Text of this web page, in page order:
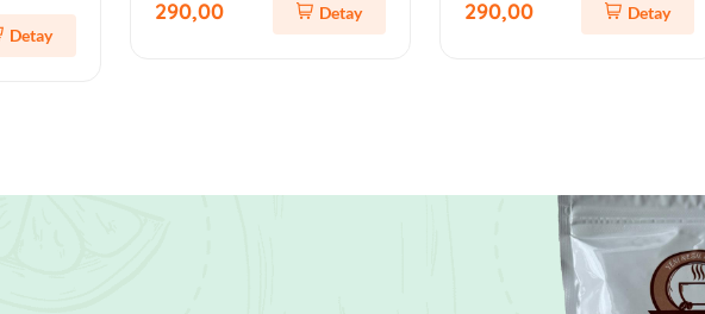
Detay
290,00 Detay 290,00 Detay